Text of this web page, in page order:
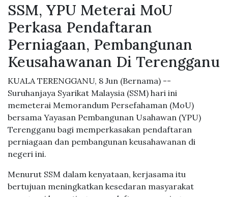
SSM, YPU Meterai MoU
Perkasa Pendaftaran
Perniagaan, Pembangunan
Keusahawanan Di Terengganu
KUALA TERENGGANU, 8 Jun (Bernama) --
Suruhanjaya Syarikat Malaysia (SSM) hari ini
memeterai Memorandum Persefahaman (MoU)
bersama Yayasan Pembangunan Usahawan (YPU)
Terengganu bagi memperkasakan pendaftaran
perniagaan dan pembangunan keusahawanan di
negeri ini.
Menurut SSM dalam kenyataan, kerjasama itu
bertujuan meningkatkan kesedaran masyarakat